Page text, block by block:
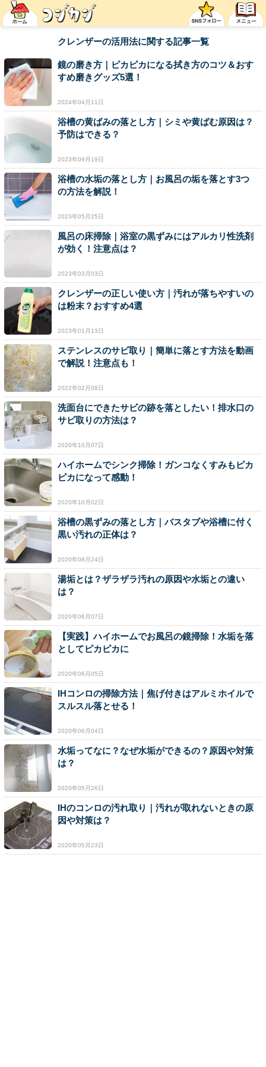
クレンザーの活用法に関する記事一覧
鏡の磨き方｜ピカピカになる拭き方のコツ＆おす
すめ磨きグッズ5選！
2024年04月11日
浴槽の黄ばみの落とし方｜シミや黄ばむ原因は？
予防はできる？
2023年09月19日
浴槽の水垢の落とし方｜お風呂の垢を落とす3つ
の方法を解説！
2023年05月25日
風呂の床掃除｜浴室の黒ずみにはアルカリ性洗剤
が効く！注意点は？
2023年03月03日
クレンザーの正しい使い方｜汚れが落ちやすいの
は粉末？おすすめ4選
2023年01月13日
ステンレスのサビ取り｜簡単に落とす方法を動画
で解説！注意点も！
2022年02月08日
洗面台にできたサビの跡を落としたい！排水口の
サビ取りの方法は？
2020年10月07日
ハイホームでシンク掃除！ガンコなくすみもピカ
ピカになって感動！
2020年10月02日
浴槽の黒ずみの落とし方｜バスタブや浴槽に付く
黒い汚れの正体は？
2020年08月24日
湯垢とは？ザラザラ汚れの原因や水垢との違い
は？
2020年06月07日
【実践】ハイホームでお風呂の鏡掃除！水垢を落
としてピカピカに
2020年06月05日
IHコンロの掃除方法｜焦げ付きはアルミホイルで
スルスル落とせる！
2020年06月04日
水垢ってなに？なぜ水垢ができるの？原因や対策
は？
2020年05月26日
IHのコンロの汚れ取り｜汚れが取れないときの原
因や対策は？
2020年05月23日